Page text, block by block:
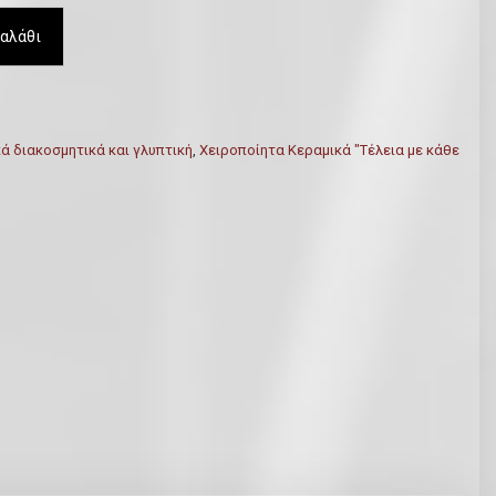
διακοσμητικά και γλυπτική, Χειροποίητα Κεραμικά "Τέλεια με κάθε